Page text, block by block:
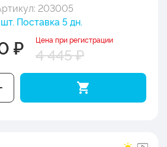
203005
Поставка 5 дн.
₽ Цена при регистрации
4 445 ₽